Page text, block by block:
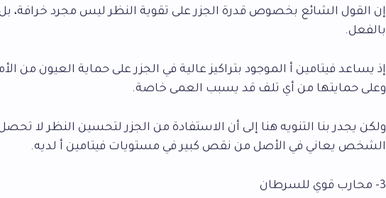
إن القول الشائع بخصوص قدرة الجزر على تقوية النظر ليس مجرد خرافة،
بالفعل.
إذ يساعد فيتامين أ الموجود بتراكيز عالية في الجزر على حماية العيون من
وعلى حمايتها من أي تلف قد يسبب العمى خاصة.
ولكن يجدر بنا التنويه هنا إلى أن الاستفادة من الجزر لتحسين النظر لا تحصل
الشخص يعاني في الأصل من نقص كبير في مستويات فيتامين أ لديه.
3- محارب قوي للسرطان